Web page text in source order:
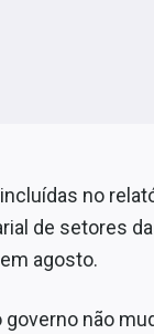
no
de setores
agosto.
não